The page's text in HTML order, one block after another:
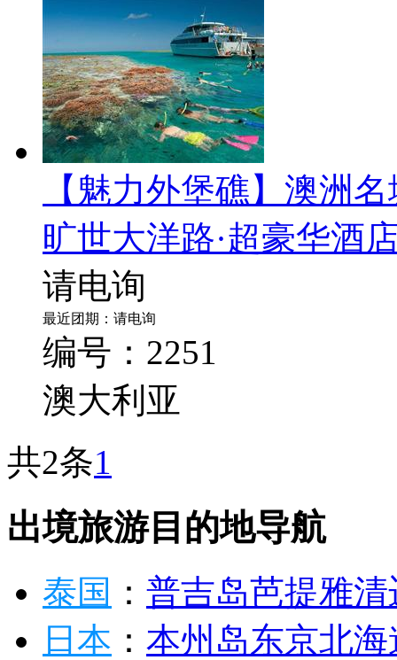
【魅力外堡礁】澳洲
旷世大洋路·超豪华酒
请电询
最近团期：请电询
编号：2251
澳大利亚
共2条1
出境旅游目的地导航
泰国 ： 普吉岛芭提雅清
日本 ： 本州岛东京北海